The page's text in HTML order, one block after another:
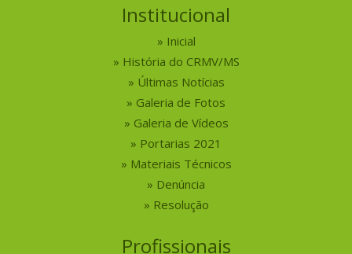
Institucional
Inicial
História do CRMV/MS
Últimas Notícias
Galeria de Fotos
Galeria de Vídeos
Portarias 2021
Materiais Técnicos
Denúncia
Resolução
Profissionais